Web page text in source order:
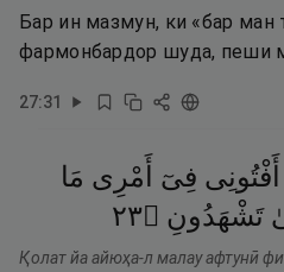
Бар ин мазмун, ки «бар ман
фармонбардор шуда, пеши
27:31
أَفْتُونِى فِىٓ أَمْرِى مَا
تَشْهَدُونِ ۝٣٢
Қолат йа айюҳа-л малау афтунӣ